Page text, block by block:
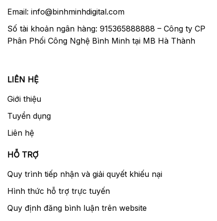
Email: info@binhminhdigital.com
Số tài khoản ngân hàng: 915365888888 – Công ty CP
Phân Phối Công Nghệ Bình Minh tại MB Hà Thành
LIÊN HỆ
Giới thiệu
Tuyển dụng
Liên hệ
HỖ TRỢ
Quy trình tiếp nhận và giải quyết khiếu nại
Hình thức hỗ trợ trực tuyến
Quy định đăng bình luận trên website